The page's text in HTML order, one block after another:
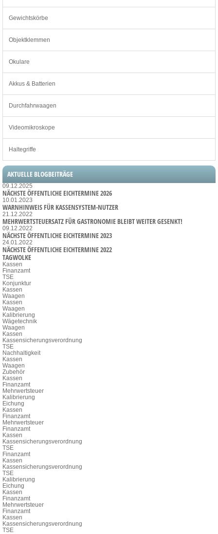
Gewichtskörbe
Objektklemmen
Okulare
Akkus & Batterien
Durchfahrwaagen
Videomikroskope
Haltegriffe
AKTUELLE BLOGBEITRÄGE
09.12.2025
NÄCHSTE ÖFFENTLICHE EICHTERMINE 2026
10.01.2023
WARNHINWEIS FÜR KASSENSYSTEM-NUTZER
21.12.2022
MEHRWERTSTEUERSATZ FÜR GASTRONOMIE BLEIBT WEITER GESENKT!
09.12.2022
NÄCHSTE ÖFFENTLICHE EICHTERMINE 2023
24.01.2022
NÄCHSTE ÖFFENTLICHE EICHTERMINE 2022
TAGWOLKE
Kassen
Finanzamt
TSE
Konjunktur
Kassen
Waagen
Kassen
Waagen
Kalibrierung
Wägetechnik
Waagen
Kassen
Kassensicherungsverordnung
TSE
Nachhaltigkeit
Kassen
Waagen
Zubehör
Kassen
Finanzamt
Mehrwertsteuer
Kalibrierung
Eichung
Kassen
Finanzamt
Mehrwertsteuer
Finanzamt
Kassen
Kassensicherungsverordnung
TSE
Finanzamt
Kassen
Kassensicherungsverordnung
TSE
Kalibrierung
Eichung
Kassen
Finanzamt
Mehrwertsteuer
Finanzamt
Kassen
Kassensicherungsverordnung
TSE